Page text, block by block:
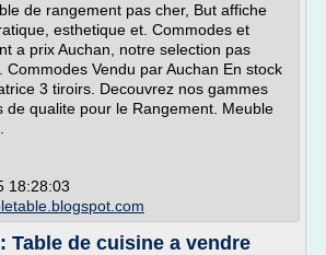
de rangement pas cher, But affiche
esthetique et. Commodes et
a prix Auchan, notre selection pas
Commodes Vendu par Auchan En stock
3 tiroirs. Decouvrez nos gammes
de qualite pour le Rangement. Meuble
18:28:03
Table de cuisine a vendre